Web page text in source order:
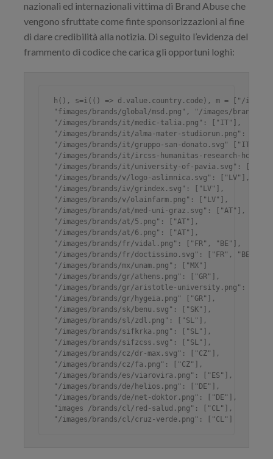
nazionali ed internazionali vittima di Brand Abuse che
vengono sfruttate come finte sponsorizzazioni al fine
di dare credibilità alla notizia. Di seguito l’evidenza del
frammento di codice che carica gli opportuni loghi:
h(), s=i(() => d.value.country.code), m = ["/
"fimages/brands/global/msd.png", "/images/brands/
"/images/brands/it/medic-talia.png": ["IT"],
"/images/brands/it/alma-mater-studiorun.png":
"/images/brands/it/gruppo-san-donato.svg" ["IT"],
"/images/brands/it/ircss-humanitas-research-
"/images/brands/it/university-of-pavia.svg":
"/images/brands/v/logo-aslimnica.svg": ["LV"],
"/images/brands/iv/grindex.svg": ["LV"],
"/images/brands/v/olainfarm.png": ["LV"],
"/images/brands/at/med-uni-graz.svg": ["AT"],
"/images/brands/at/5.png": ["AT"],
"/images/brands/at/6.png": ["AT"],
"/images/brands/fr/vidal.png": ["FR", "BE"],
"/images/brands/fr/doctissimo.svg": ["FR", "BE"],
"/images/brands/mx/unam.png"; ["MX"]
"/images/brands/gr/athens.png": ["GR"],
"/images/brands/gr/aristotle-university.png":
"/images/brands/gr/hygeia.png" ["GR"],
"/images/brands/sk/benu.svg": ["SK"],
"/images/brands/sl/zdl.png": ["SL"],
"/images/brands/sifkrka.png": ["SL"],
"/images/brands/sifzcss.svg": ["SL"],
"/images/brands/cz/dr-max.svg": ["CZ"],
"/images/brands/cz/fa.png": ["CZ"],
"/images/brands/es/viarovira.png": ["ES"],
"/images/brands/de/helios.png": ["DE"],
"/images/brands/de/net-doktor.png": ["DE"],
"images /brands/cl/red-salud.png": ["CL"],
"/images/brands/cl/cruz-verde.png": ["CL"]